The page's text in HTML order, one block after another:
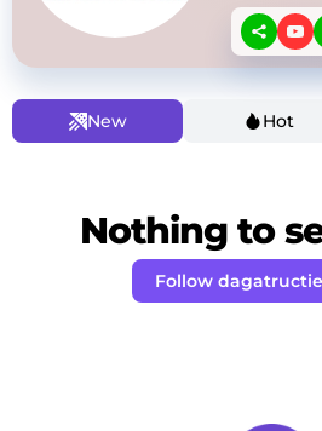
New Hot
Nothing to
Follow